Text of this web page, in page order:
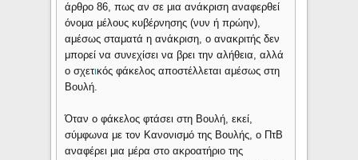
άρθρο 86, πως αν σε μια ανάκριση αναφερθεί
όνομα μέλους κυβέρνησης (νυν ή πρώην),
αμέσως σταματά η ανάκριση, ο ανακριτής δεν
μπορεί να συνεχίσει να βρει την αλήθεια, αλλά
ο σχετικός φάκελος αποστέλλεται αμέσως στη
Βουλή.
Όταν ο φάκελος φτάσει στη Βουλή, εκεί,
σύμφωνα με τον Κανονισμό της Βουλής, ο ΠτΒ
αναφέρει μια μέρα στο ακροατήριο της